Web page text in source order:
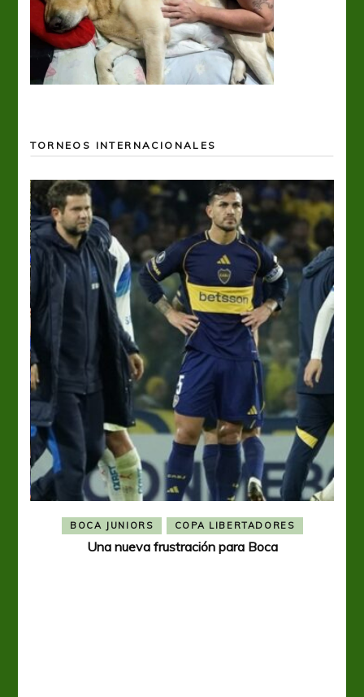
TORNEOS INTERNACIONALES
BOCA JUNIORS COPA LIBERTADORES
Una nueva frustración para Boca